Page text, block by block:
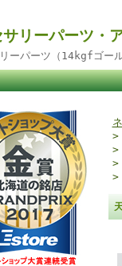
サリーパーツ・
ーパーツ（14kgfゴー
>
>
>
>